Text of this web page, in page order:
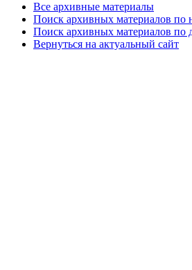
Все архивные материалы
Поиск архивных материалов по
Поиск архивных материалов по
Вернуться на актуальный сайт